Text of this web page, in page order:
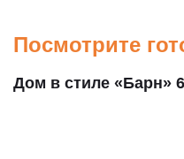
Посмотрите
Дом в стиле «Барн»